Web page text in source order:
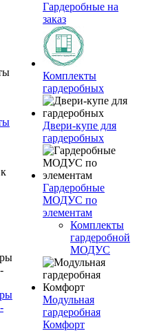
Гардеробные на
заказ
Комплекты
гардеробных
Двери-купе для
гардеробных
Гардеробные
МОДУС по
элементам
Комплекты
гардеробной
МОДУС
Модульная
гардеробная
Комфорт